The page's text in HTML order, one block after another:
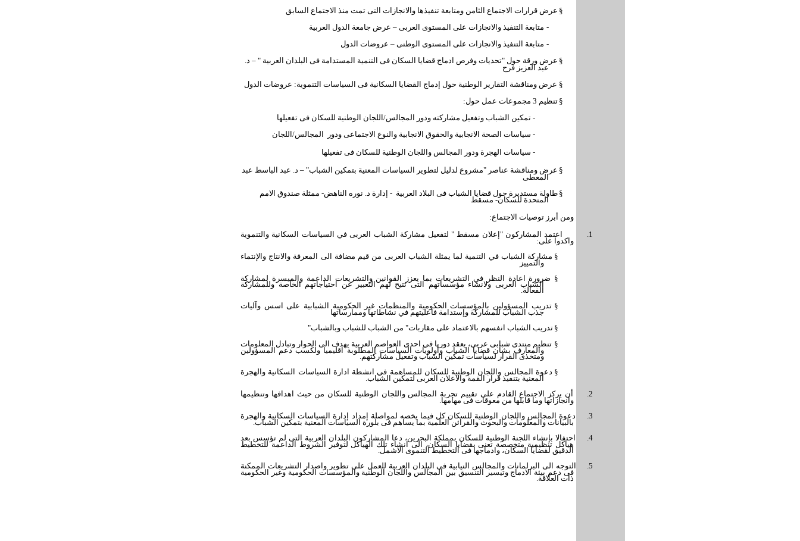
§ عرض قرارات الاجتماع الثامن ومتابعة تنفيذها والانجازات التى تمت منذ الاجتماع السابق
- متابعة التنفيذ والانجازات على المستوى العربى – عرض جامعة الدول العربية
- متابعة التنفيذ والانجازات على المستوى الوطنى – عروضات الدول
§ عرض ورقة حول "تحديات وفرص ادماج قضايا السكان فى التنمية المستدامة فى البلدان العربية " – د.
عبد العزيز فرح
§ عرض ومناقشة التقارير الوطنية حول إدماج القضايا السكانية فى السياسات التنموية: عروضات الدول
§ تنظيم 3 مجموعات عمل حول:
- تمكين الشباب وتفعيل مشاركته ودور المجالس/اللجان الوطنية للسكان فى تفعيلها
- سياسات الصحة الانجابية والحقوق الانجابية والنوع الاجتماعى ودور
المجالس/اللجان
- سياسات الهجرة ودور المجالس واللجان الوطنية للسكان فى تفعيلها
§ عرض ومناقشة عناصر "مشروع لدليل لتطوير السياسات المعنية بتمكين الشباب" – د. عبد الباسط عبد
المعطى
§ طاولة مستديرة حول قضايا الشباب فى البلاد العربية - إدارة د. نوره الناهض- ممثلة صندوق الامم
المتحدة للسكان- مسقط
ومن أبرز توصيات الاجتماع:
1.
اعتمد المشاركون "إعلان مسقط " لتفعيل مشاركة الشباب العربى في السياسات السكانية والتنموية
واكدوا على:
§ مشاركة الشباب في التنمية لما يمثلة الشباب العربى من قيم مضافة الى المعرفة والانتاج والإنتماء
والتمييز
§ ضرورة اعادة النظر في التشريعات بما يعزز القوانين والتشريعات الداعمة والميسرة لمشاركة
الشباب العربى ولانشاء مؤسساتهم التى تتيح لهم التعبير عن احتياجاتهم الخاصة وللمشاركة
الفعالة.
§ تدريب المسؤولين بالمؤسسات الحكومية والمنظمات غير الحكومية الشبابية على اسس وآليات
جذب الشباب للمشاركة وإستدامة فاعليتهم في نشاطاتها وممارساتها
§ تدريب الشباب انفسهم بالاعتماد على مقاربات" من الشباب للشباب وبالشباب"
§ تنظيم منتدى شبابى عربى، يعقد دوريا في احدى العواصم العربية يهدف الى الحوار وتبادل المعلومات
والمعارف بشأن قضايا الشباب وأولويات السياسات المطلوبة اقليميا ولكسب دعم المسؤولين
ومتخذى القرار لسياسات تمكين الشباب وتفعيل مشاركتهم.
§ دعوة المجالس واللجان الوطنية للسكان للمساهمة في انشطة ادارة السياسات السكانية والهجرة
المعنية بتنفيذ قرار القمة والاعلان العربى لتمكين الشباب.
2.
أن يركز الاجتماع القادم على تقييم تجربة المجالس واللجان الوطنية للسكان من حيث اهدافها وتنظيمها
وانجازاتها وما قابلها من معوقات فى مهامها.
3.
دعوة المجالس واللجان الوطنية للسكان كل فيما يخصه لمواصلة إمداد إدارة السياسات السكانية والهجرة
بالبيانات والمعلومات والبحوث والقرائن العلمية بما يساهم فى بلورة السياسات المعنية بتمكين الشباب.
4.
احتفالا بإنشاء اللجنة الوطنية للسكان بمملكة البحرين، دعا المشاركون البلدان العربية التى لم تؤسس بعد
هياكل تنظيمية متخصصة تعنى بقضايا السكان، الى انشاء تلك الهياكل لتوفير الشروط الداعمة للتخطيط
الدقيق لقضايا السكان، وادماجها فى التخطيط التنموى الاشمل.
5.
التوجه الى البرلمانات والمجالس النيابية فى البلدان العربية للعمل علىتطوير واصدار التشريعات الممكنة
فى دعم بيئة الادماج وتيسير التنسيق بين المجالس واللجان الوطنية والمؤسسات الحكومية وغير الحكومية
ذات العلاقة.